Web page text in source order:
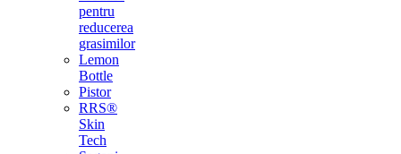
pentru
reducerea
grasimilor
Lemon
Bottle
Pistor
RRS®
Skin
Tech